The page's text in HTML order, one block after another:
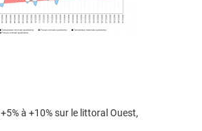
à +10% sur le littoral Ouest,